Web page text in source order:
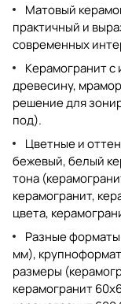
Матовый
практичный и
современных
Керамогранит
древесину,
решение для
под).
Цветные и
бежевый, белый
тона (
керамогранит,
цвета,
Разные
мм),
размеры (
керамогранит